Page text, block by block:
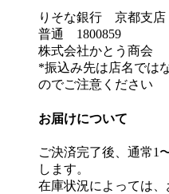
りそな銀行 京都支店
普通 1800859
株式会社かとう商会
*振込み先は店名では
のでご注意ください
お届けについて
ご決済完了後、通常1
します。
在庫状況によっては